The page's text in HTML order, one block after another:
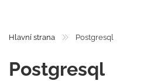
Hlavní strana Postgresql
Postgresql